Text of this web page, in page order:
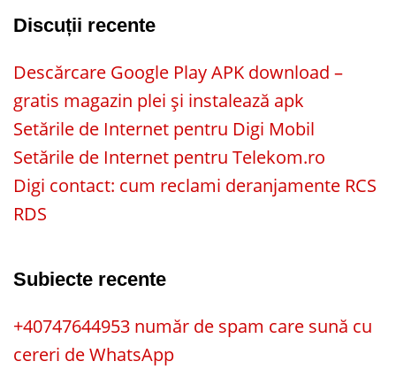
Discuții recente
Descărcare Google Play APK download –
gratis magazin plei și instalează apk
Setările de Internet pentru Digi Mobil
Setările de Internet pentru Telekom.ro
Digi contact: cum reclami deranjamente RCS
RDS
Subiecte recente
+40747644953 număr de spam care sună cu
cereri de WhatsApp